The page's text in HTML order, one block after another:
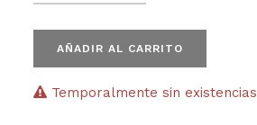
AÑADIR AL CARRITO
Temporalmente sin existencias